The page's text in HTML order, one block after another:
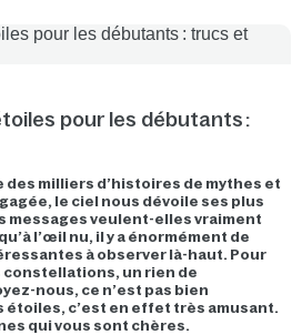
pour les débutants :
des milliers d’histoires de mythes et
le ciel nous dévoile ses plus
messages veulent-elles vraiment
l’œil nu, il y a énormément de
à observer là-haut. Pour
un rien de
nous, ce n’est pas bien
étoiles, c’est en effet très amusant.
qui vous sont chères.